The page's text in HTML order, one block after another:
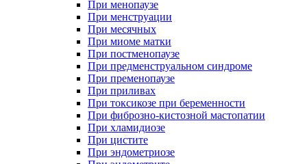
При менопаузе
При менструации
При месячных
При миоме матки
При постменопаузе
При предменструальном синдроме
При пременопаузе
При приливах
При токсикозе при беременности
При фиброзно-кистозной мастопатии
При хламидиозе
При цистите
При эндометриозе